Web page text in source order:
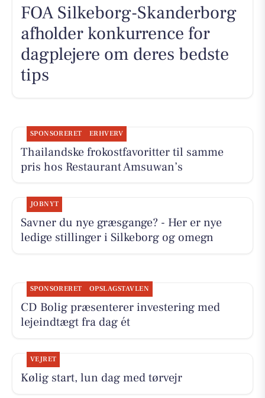
FOA Silkeborg-Skanderborg
afholder konkurrence for
dagplejere om deres bedste
tips
SPONSORERET ERHVERV
Thailandske frokostfavoritter til samme
pris hos Restaurant Amsuwan’s
JOBNYT
Savner du nye græsgange? - Her er nye
ledige stillinger i Silkeborg og omegn
SPONSORERET OPSLAGSTAVLEN
CD Bolig præsenterer investering med
lejeindtægt fra dag ét
VEJRET
Kølig start, lun dag med tørvejr